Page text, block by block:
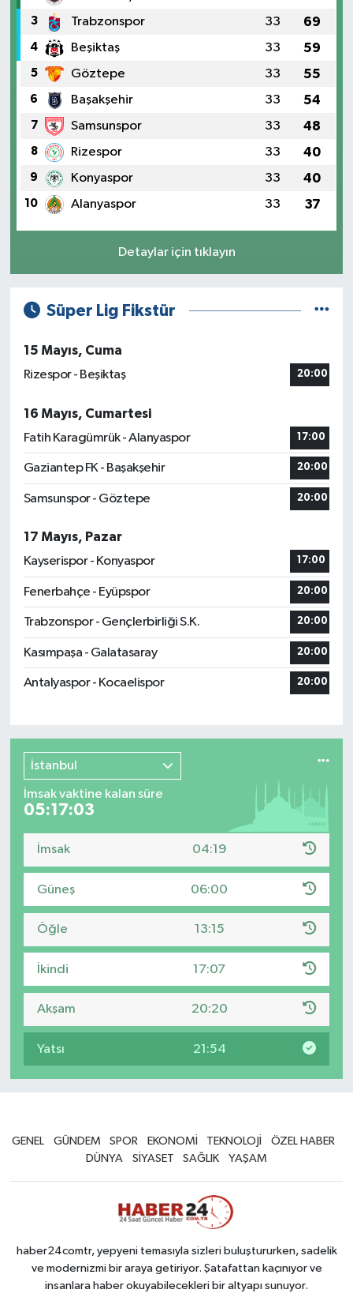
3 Trabzonspor 33 69
4 Beşiktaş 33 59
5 Göztepe 33 55
6 Başakşehir 33 54
7 Samsunspor 33 48
8 Rizespor 33 40
9 Konyaspor 33 40
10 Alanyaspor 33 37
Detaylar için tıklayın
Süper Lig Fikstür
15 Mayıs, Cuma
Rizespor - Beşiktaş
20:00
16 Mayıs, Cumartesi
Fatih Karagümrük - Alanyaspor
17:00
Gaziantep FK - Başakşehir 20:00
Samsunspor - Göztepe 20:00
17 Mayıs, Pazar
Kayserispor - Konyaspor
17:00
Fenerbahçe - Eyüpspor 20:00
Trabzonspor - Gençlerbirliği S.K. 20:00
Kasımpaşa - Galatasaray 20:00
Antalyaspor - Kocaelispor 20:00
İstanbul
İmsak vaktine kalan süre
05:17:03
İmsak 04:19
Güneş 06:00
Öğle 13:15
İkindi 17:07
Akşam 20:20
Yatsı 21:54
GENEL GÜNDEM SPOR EKONOMİ TEKNOLOJİ
ÖZEL HABER
DÜNYA
SİYASET SAĞLIK YAŞAM
haber24comtr, yepyeni temasıyla sizleri buluştururken, sadelik
ve modernizmi bir araya getiriyor. Şatafattan kaçınıyor ve
insanlara haber okuyabilecekleri bir altyapı sunuyor.